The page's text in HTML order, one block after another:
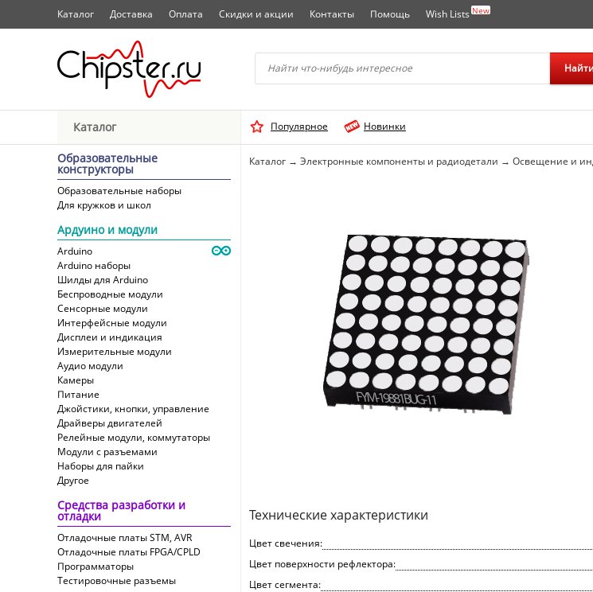
Начните водить название города..
Каталог Доставка Оплата Скидки и акции Контакты Помощь Wish Lists New
Найти
Каталог Популярное Новинки
Образовательные
конструкторы
Образовательные наборы
Для кружков и школ
Ардуино и модули
Arduino
Arduino наборы
Шилды для Arduino
Беспроводные модули
Сенсорные модули
Интерфейсные модули
Дисплеи и индикация
Измерительные модули
Аудио модули
Камеры
Питание
Джойстики, кнопки, управление
Драйверы двигателей
Релейные модули, коммутаторы
Модули с разъемами
Наборы для пайки
Другое
Средства разработки и
отладки
Отладочные платы STM, AVR
Отладочные платы FPGA/CPLD
Программаторы
Тестировочные разъемы
Каталог → Электронные компоненты и радиодетали → Освещение и
Технические характеристики
Цвет свечения:
Цвет поверхности рефлектора:
Цвет сегмента: